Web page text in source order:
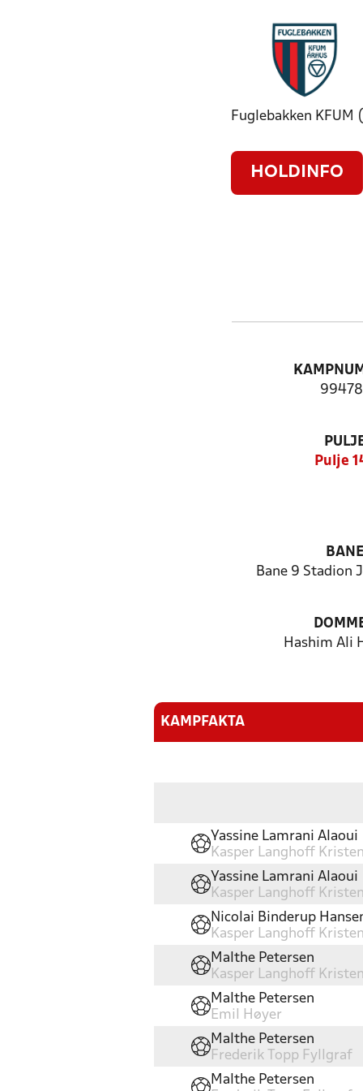
Fuglebakken KFUM
HOLDINFO
Pulje
BANE
Bane 9 Stadion
Hashim Ali
KAMPFAKTA
Yassine Lamrani Alaoui
Kasper Langhoff
Yassine Lamrani Alaoui
Kasper Langhoff
Nicolai Binderup
Kasper Langhoff
Malthe Petersen
Kasper Langhoff
Malthe Petersen
Emil Høyer
Malthe Petersen
Frederik Topp Fyllgraf
Malthe Petersen